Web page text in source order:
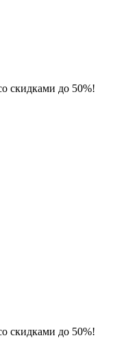
скидками до 50%!
скидками до 50%!